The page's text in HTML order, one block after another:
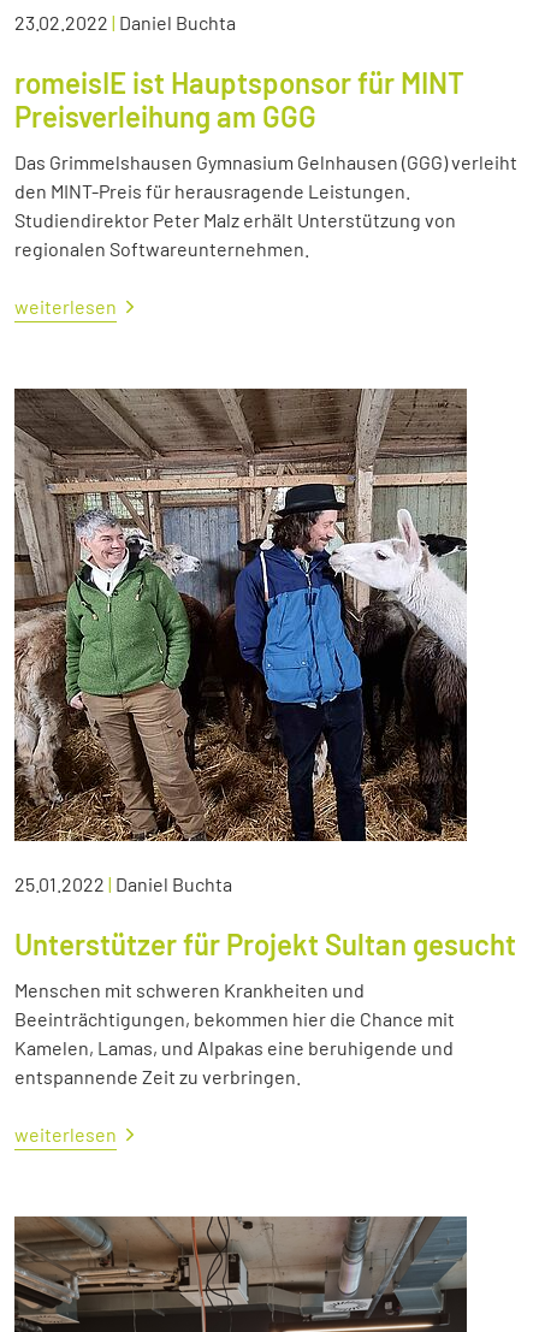
23.02.2022 | Daniel Buchta
romeisIE ist Hauptsponsor für MINT
Preisverleihung am GGG
Das Grimmelshausen Gymnasium Gelnhausen (GGG) verleiht
den MINT-Preis für herausragende Leistungen.
Studiendirektor Peter Malz erhält Unterstützung von
regionalen Softwareunternehmen.
weiterlesen
25.01.2022 | Daniel Buchta
Unterstützer für Projekt Sultan gesucht
Menschen mit schweren Krankheiten und
Beeinträchtigungen, bekommen hier die Chance mit
Kamelen, Lamas, und Alpakas eine beruhigende und
entspannende Zeit zu verbringen.
weiterlesen